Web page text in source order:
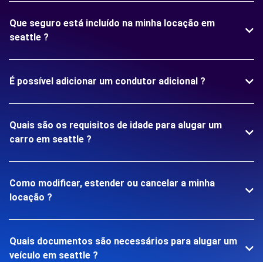
Que seguro está incluído na minha locação em
seattle ?
É possível adicionar um condutor adicional ?
Quais são os requisitos de idade para alugar um
carro em seattle ?
Como modificar, estender ou cancelar a minha
locação ?
Quais documentos são necessários para alugar um
veículo em seattle ?